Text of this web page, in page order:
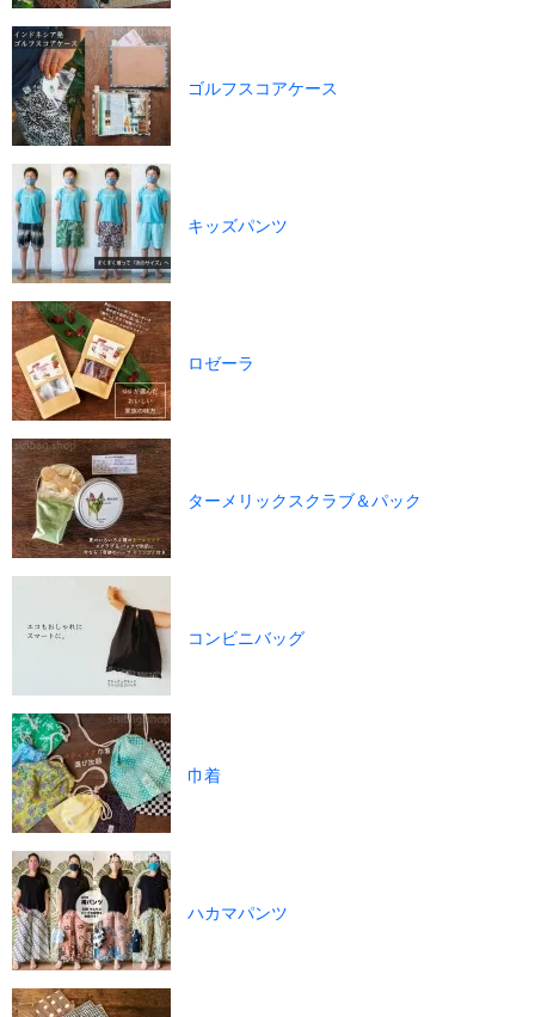
ゴルフスコアケース
キッズパンツ
ロゼーラ
ターメリックスクラブ＆パック
コンビニバッグ
巾着
ハカマパンツ